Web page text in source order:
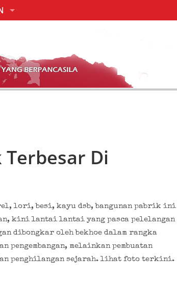
Di
lori, besi, kayu dsb, bangunan pabrik ini
kini lantai lantai yang pasca pelelangan
dibongkar oleh bekhoe dalam rangka
pengembangan, melainkan pembuatan
penghilangan sejarah. lihat foto terkini.